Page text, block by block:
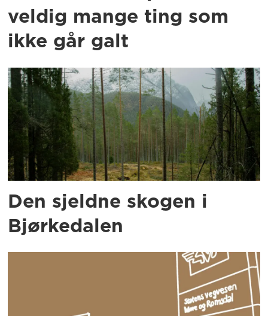
veldig mange ting som
ikke går galt
Den sjeldne skogen i
Bjørkedalen